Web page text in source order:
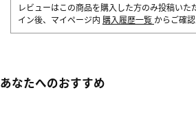
レビューはこの商品を購入した方のみ投稿いた
イン後、マイページ内 購入履歴一覧 からご確認
あなたへのおすすめ